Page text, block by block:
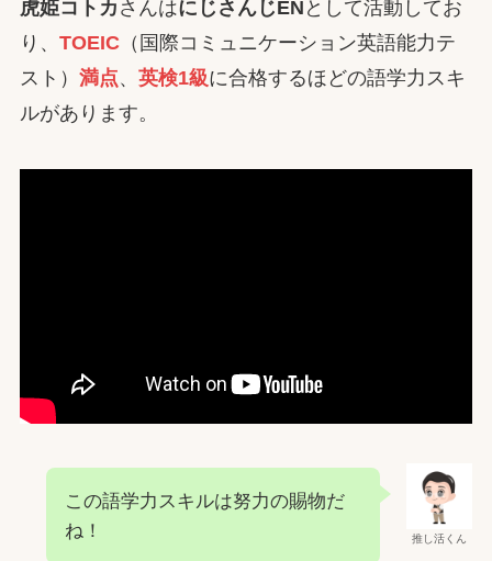
虎姫コトカ さんはにじさんじEN として活動してお
り、 TOEIC（国際コミュニケーション英語能力テ
スト） 満点、 英検1級に合格するほどの語学力スキ
ルがあります。
推し活くん
この語学力スキルは努力の賜物だ
ね！